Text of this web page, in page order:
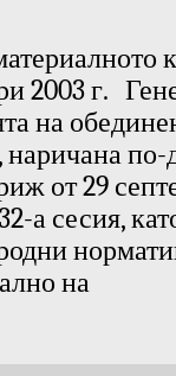
2003 г.
на
наричана по-
от 29
а сесия,
на